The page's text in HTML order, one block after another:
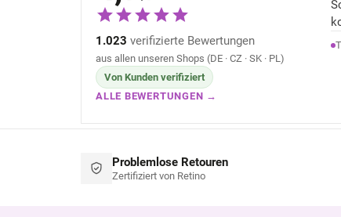
1.023 verifizierte Bewertungen
aus allen unseren Shops (DE · CZ · SK · PL)
Von Kunden verifiziert
ALLE BEWERTUNGEN →
Problemlose Retouren
Zertifiziert von Retino